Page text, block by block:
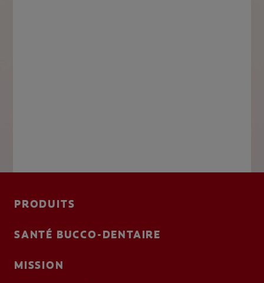
PRODUITS
SANTÉ BUCCO-DENTAIRE
MISSION